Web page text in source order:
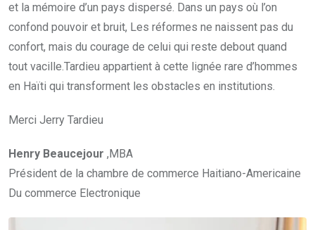
et la mémoire d’un pays dispersé. Dans un pays où l’on
confond pouvoir et bruit, Les réformes ne naissent pas du
confort, mais du courage de celui qui reste debout quand
tout vacille.Tardieu appartient à cette lignée rare d’hommes
en Haïti qui transforment les obstacles en institutions.
Merci Jerry Tardieu
Henry Beaucejour ,MBA
Président de la chambre de commerce Haitiano-Americaine
Du commerce Electronique